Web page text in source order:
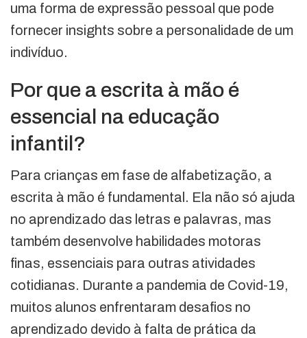
uma forma de expressão pessoal que pode
fornecer insights sobre a personalidade de um
indivíduo.
Por que a escrita à mão é
essencial na educação
infantil?
Para crianças em fase de alfabetização, a
escrita à mão é fundamental. Ela não só ajuda
no aprendizado das letras e palavras, mas
também desenvolve habilidades motoras
finas, essenciais para outras atividades
cotidianas. Durante a pandemia de Covid-19,
muitos alunos enfrentaram desafios no
aprendizado devido à falta de prática da